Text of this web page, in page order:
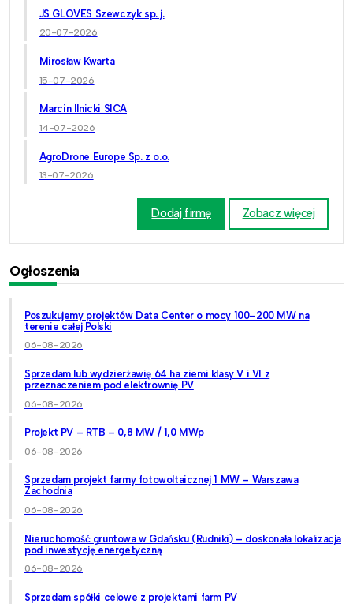
JS GLOVES Szewczyk sp. j.
20-07-2026
Mirosław Kwarta
15-07-2026
Marcin Ilnicki SICA
14-07-2026
AgroDrone Europe Sp. z o.o.
13-07-2026
Dodaj firmę Zobacz więcej
Ogłoszenia
Poszukujemy projektów Data Center o mocy 100–200 MW na
terenie całej Polski
06-08-2026
Sprzedam lub wydzierżawię 64 ha ziemi klasy V i VI z
przeznaczeniem pod elektrownię PV
06-08-2026
Projekt PV – RTB – 0,8 MW / 1,0 MWp
06-08-2026
Sprzedam projekt farmy fotowoltaicznej 1 MW – Warszawa
Zachodnia
06-08-2026
Nieruchomość gruntowa w Gdańsku (Rudniki) – doskonała lokalizacja
pod inwestycję energetyczną
06-08-2026
Sprzedam spółki celowe z projektami farm PV